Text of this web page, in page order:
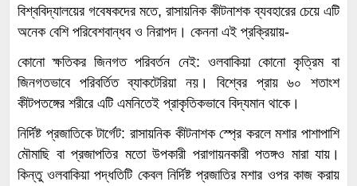
বিশ্ববিদ্যালয়ের গবেষকদের মতে, রাসায়নিক কীটনাশক ব্যবহারের চেয়ে এটি
অনেক বেশি পরিবেশবান্ধব ও নিরাপদ। কেননা এই প্রক্রিয়ায়-
কোনো ক্ষতিকর জিনগত পরিবর্তন নেই: ওলবাকিয়া কোনো কৃত্রিম বা
জিনগতভাবে পরিবর্তিত ব্যাকটেরিয়া নয়। বিশ্বের প্রায় ৬০ শতাংশ
কীটপতঙ্গের শরীরে এটি এমনিতেই প্রাকৃতিকভাবে বিদ্যমান থাকে।
নির্দিষ্ট প্রজাতিকে টার্গেট: রাসায়নিক কীটনাশক স্প্রে করলে মশার পাশাপাশি
মৌমাছি বা প্রজাপতির মতো উপকারী পরাগায়নকারী পতঙ্গও মারা যায়।
কিন্তু ওলবাকিয়া পদ্ধতিটি কেবল নির্দিষ্ট প্রজাতির মশার ওপর কাজ করায়